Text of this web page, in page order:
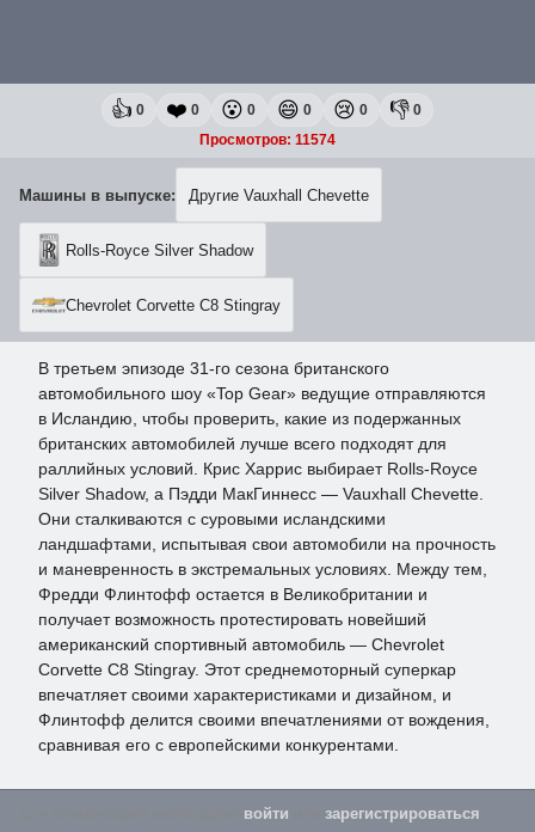
👍 0 ❤️ 0 😮 0 😄 0 😢 0 👎 0
Просмотров: 11574
Машины в выпуске: Другие Vauxhall Chevette
Rolls-Royce Silver Shadow
Chevrolet Corvette C8 Stingray
В третьем эпизоде 31-го сезона британского
автомобильного шоу «Top Gear» ведущие отправляются
в Исландию, чтобы проверить, какие из подержанных
британских автомобилей лучше всего подходят для
раллийных условий. Крис Харрис выбирает Rolls-Royce
Silver Shadow, а Пэдди МакГиннесс — Vauxhall Chevette.
Они сталкиваются с суровыми исландскими
ландшафтами, испытывая свои автомобили на прочность
и маневренность в экстремальных условиях.​ Между тем,
Фредди Флинтофф остается в Великобритании и
получает возможность протестировать новейший
американский спортивный автомобиль — Chevrolet
Corvette C8 Stingray. Этот среднемоторный суперкар
впечатляет своими характеристиками и дизайном, и
Флинтофф делится своими впечатлениями от вождения,
сравнивая его с европейскими конкурентами.
войти зарегистрироваться